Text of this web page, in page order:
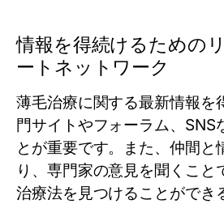
情報を得続けるための
ートネットワーク
薄毛治療に関する最新情報を
門サイトやフォーラム、SNS
とが重要です。また、仲間と
り、専門家の意見を聞くこと
治療法を見つけることができ